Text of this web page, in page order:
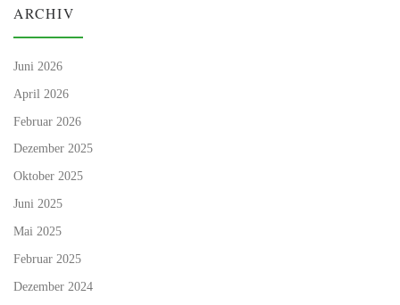
ARCHIV
Juni 2026
April 2026
Februar 2026
Dezember 2025
Oktober 2025
Juni 2025
Mai 2025
Februar 2025
Dezember 2024